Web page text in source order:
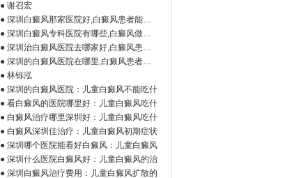
什● 谢召宏
● 深圳白癜风那家医院好,白癜风患者能吃
橘
● 深圳白癜风专科医院有哪些,白癜风做伍
德
● 深圳治白癜风医院去哪家好,白癜风患者
为
● 深圳的白癜风医院在哪里,白癜风患者做
微● 林铄泓
● 深圳的白癜风医院：儿童白癜风不能吃什
● 看白癜风的医院哪里好：儿童白癜风吃什
● 白癜风治疗哪里深圳好：儿童白癜风吃什
● 白癜风深圳佳治疗：儿童白癜风初期症状
● 深圳哪个医院能看好白癜风：儿童白癜风
● 深圳什么医院白癜风好：儿童白癜风的治
● 深圳白癜风治疗费用：儿童白癜风扩散的